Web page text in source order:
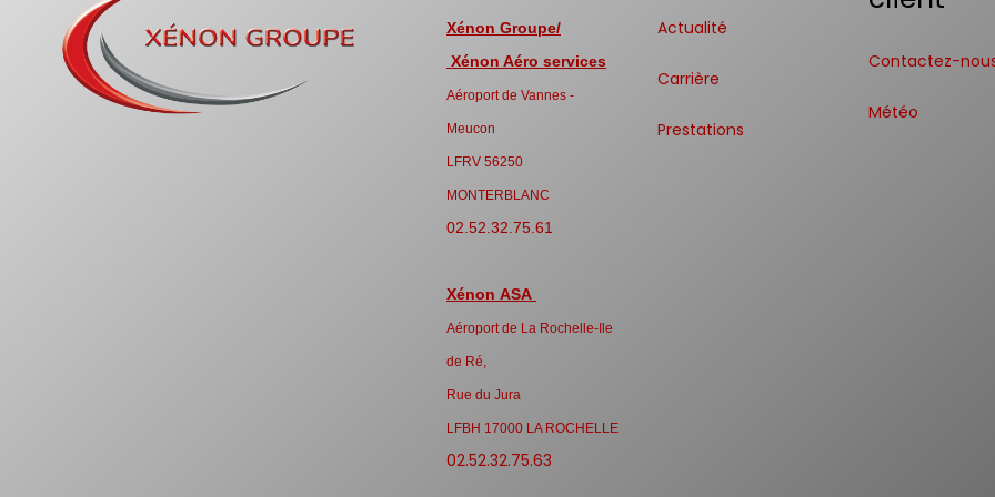
Xénon Groupe/
Xénon Aéro services
Aéroport de Vannes -
Meucon
LFRV 56250
MONTERBLANC
02.52.32.75.61
Xénon ASA
Aéroport de La Rochelle-Ile
de Ré,
Rue du Jura
LFBH 17000 LA ROCHELLE
02.52.32.75.63
Actualité
Carrière
Prestations
Contactez-
Météo